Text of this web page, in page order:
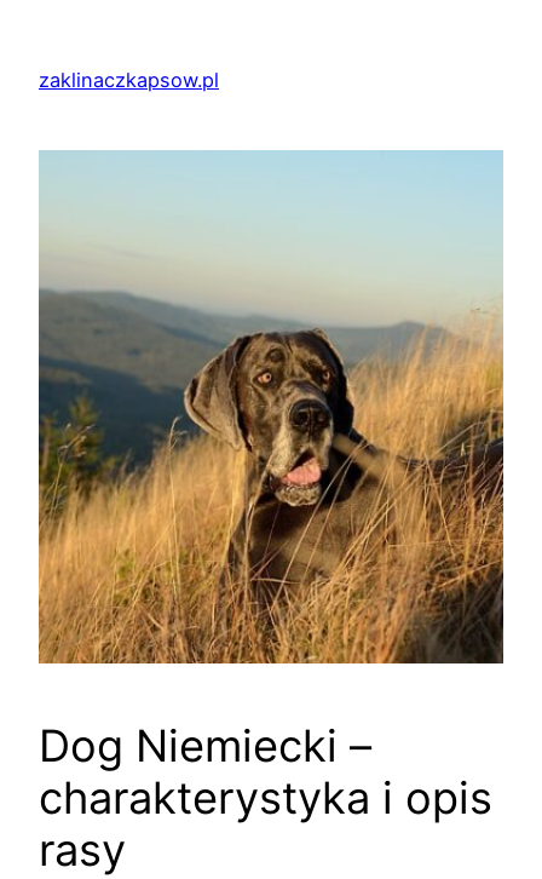
treścizaklinaczkapsow.pl
Dog Niemiecki –
charakterystyka i opis
rasy